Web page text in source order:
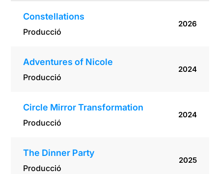
Constellations
Producció
2026
Adventures of Nicole
Producció
2024
Circle Mirror Transformation
Producció
2024
The Dinner Party
Producció
2025